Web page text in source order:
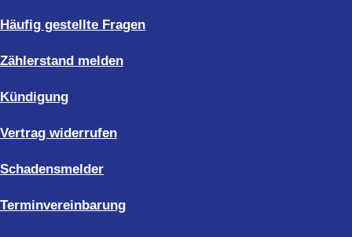
Häufig gestellte Fragen
Zählerstand melden
Kündigung
Vertrag widerrufen
Schadensmelder
Terminvereinbarung